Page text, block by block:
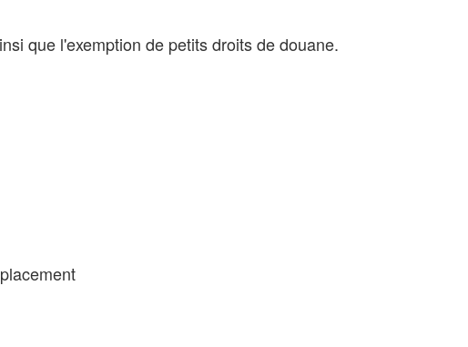
que l'exemption de petits droits de douane.